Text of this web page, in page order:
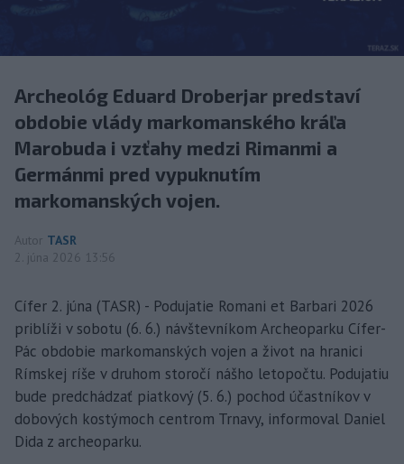
Archeológ Eduard Droberjar predstaví
obdobie vlády markomanského kráľa
Marobuda i vzťahy medzi Rimanmi a
Germánmi pred vypuknutím
markomanských vojen.
Autor TASR
2. júna 2026 13:56
Cífer 2. júna (TASR) - Podujatie Romani et Barbari 2026
priblíži v sobotu (6. 6.) návštevníkom Archeoparku Cífer-
Pác obdobie markomanských vojen a život na hranici
Rímskej ríše v druhom storočí nášho letopočtu. Podujatiu
bude predchádzať piatkový (5. 6.) pochod účastníkov v
dobových kostýmoch centrom Trnavy, informoval Daniel
Dida z archeoparku.